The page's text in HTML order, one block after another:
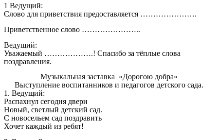
1 Ведущий:
Слово для приветствия предоставляется ………………….
Приветственное слово …………………..
Ведущий:
Уважаемый ……………….! Спасибо за тёплые слова
поздравления.
Музыкальная заставка «Дорогою добра»
Выступление воспитанников и педагогов детского сада.
1. Ведущий:
Распахнул сегодня двери
Новый, светлый детский сад.
С новосельем сад поздравить
Хочет каждый из ребят!